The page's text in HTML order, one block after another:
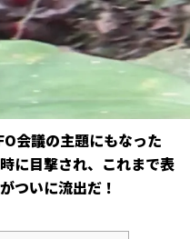
会議の主題にもなった
に目撃され、これまで表
ついに流出だ！